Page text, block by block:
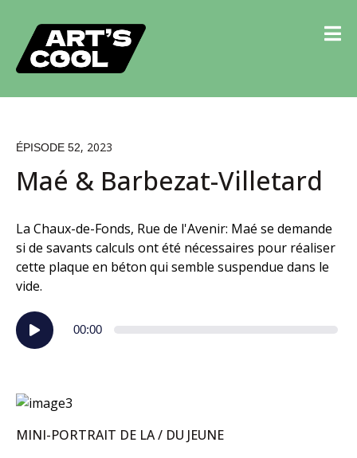
ÉPISODE 52, 2023
Maé & Barbezat-Villetard
La Chaux-de-Fonds, Rue de l'Avenir: Maé se demande
si de savants calculs ont été nécessaires pour réaliser
cette plaque en béton qui semble suspendue dans le
vide.
Lecteur
audio
00:00
MINI-PORTRAIT DE LA / DU JEUNE